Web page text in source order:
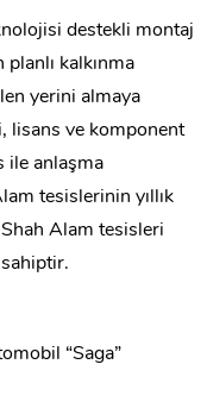
destekli montaj
planlı kalkınma
yerini almaya
lisans ve komponent
ile anlaşma
tesislerinin yıllık
Alam tesisleri
“Saga”